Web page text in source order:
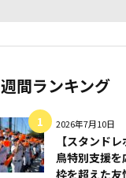
週間ランキング
2026年7月10日
【スタンド
鳥特別支援
枠を超えた友